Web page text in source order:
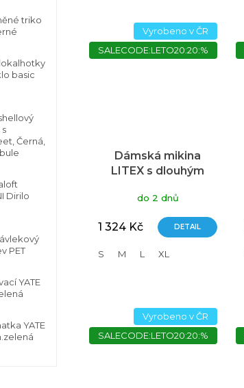
triko
basic
Černá,
Dirilo
PET
YATE
YATE
Vyrobeno v ČR
SALECODE:LETO20:20:%
Dámská mikina
LITEX s dlouhým
do 2 dnů
1 324 Kč DETAIL
S M L XL
Vyrobeno v ČR
SALECODE:LETO20:20:%